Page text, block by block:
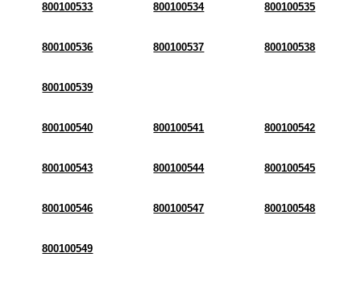
800100533 800100534 800100535
800100536 800100537 800100538
800100539
800100540 800100541 800100542
800100543 800100544 800100545
800100546 800100547 800100548
800100549